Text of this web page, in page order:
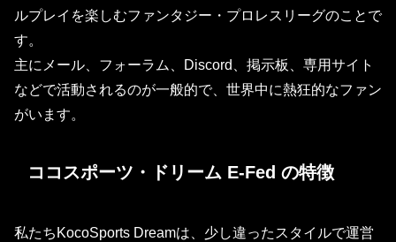
ルプレイを楽しむファンタジー・プロレスリーグのことで
す。
主にメール、フォーラム、Discord、掲示板、専用サイト
などで活動されるのが一般的で、世界中に熱狂的なファン
がいます。
ココスポーツ・ドリーム E-Fed の特徴
私たち KocoSports Dreamは、少し違ったスタイルで運営